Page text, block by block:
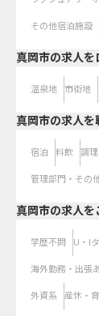
その他宿泊施設
真岡市の求人を
温泉地 市街地
真岡市の求人を
宿泊 料飲 調理
管理部門・その
真岡市の求人を
学歴不問 U・I
海外勤務・出張
外資系 産休・